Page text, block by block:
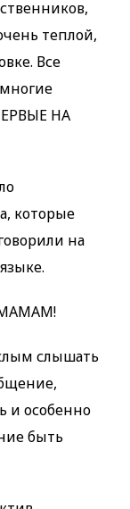
теплой,
Все
НА
которые
на
МАМАМ!
слышать
и особенно
быть